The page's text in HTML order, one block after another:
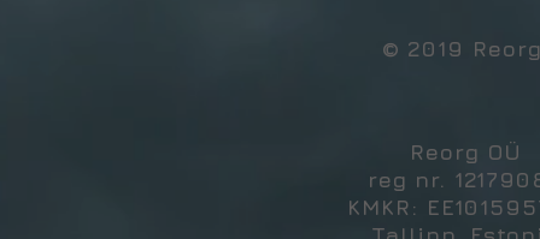
© 2019 Reorg
Reorg OÜ
reg nr.
KMKR: